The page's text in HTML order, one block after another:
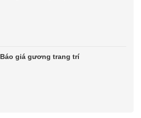
Báo giá gương trang trí